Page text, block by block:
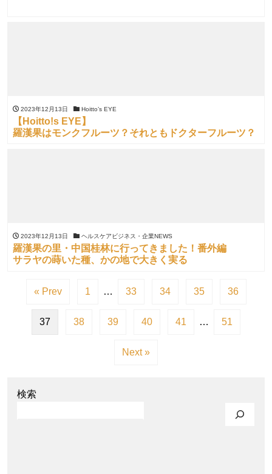
2023年12月13日 Hoitto’s EYE
【Hoitto!s EYE】
羅漢果はモンクフルーツ？それともドクターフルーツ？
2023年12月13日 ヘルスケアビジネス・企業NEWS
羅漢果の里・中国桂林に行ってきました！番外編
サラヤの蒔いた種、かの地で大きく実る
« Prev 1 … 33 34 35 36
37 38 39 40 41 … 51
Next »
検索